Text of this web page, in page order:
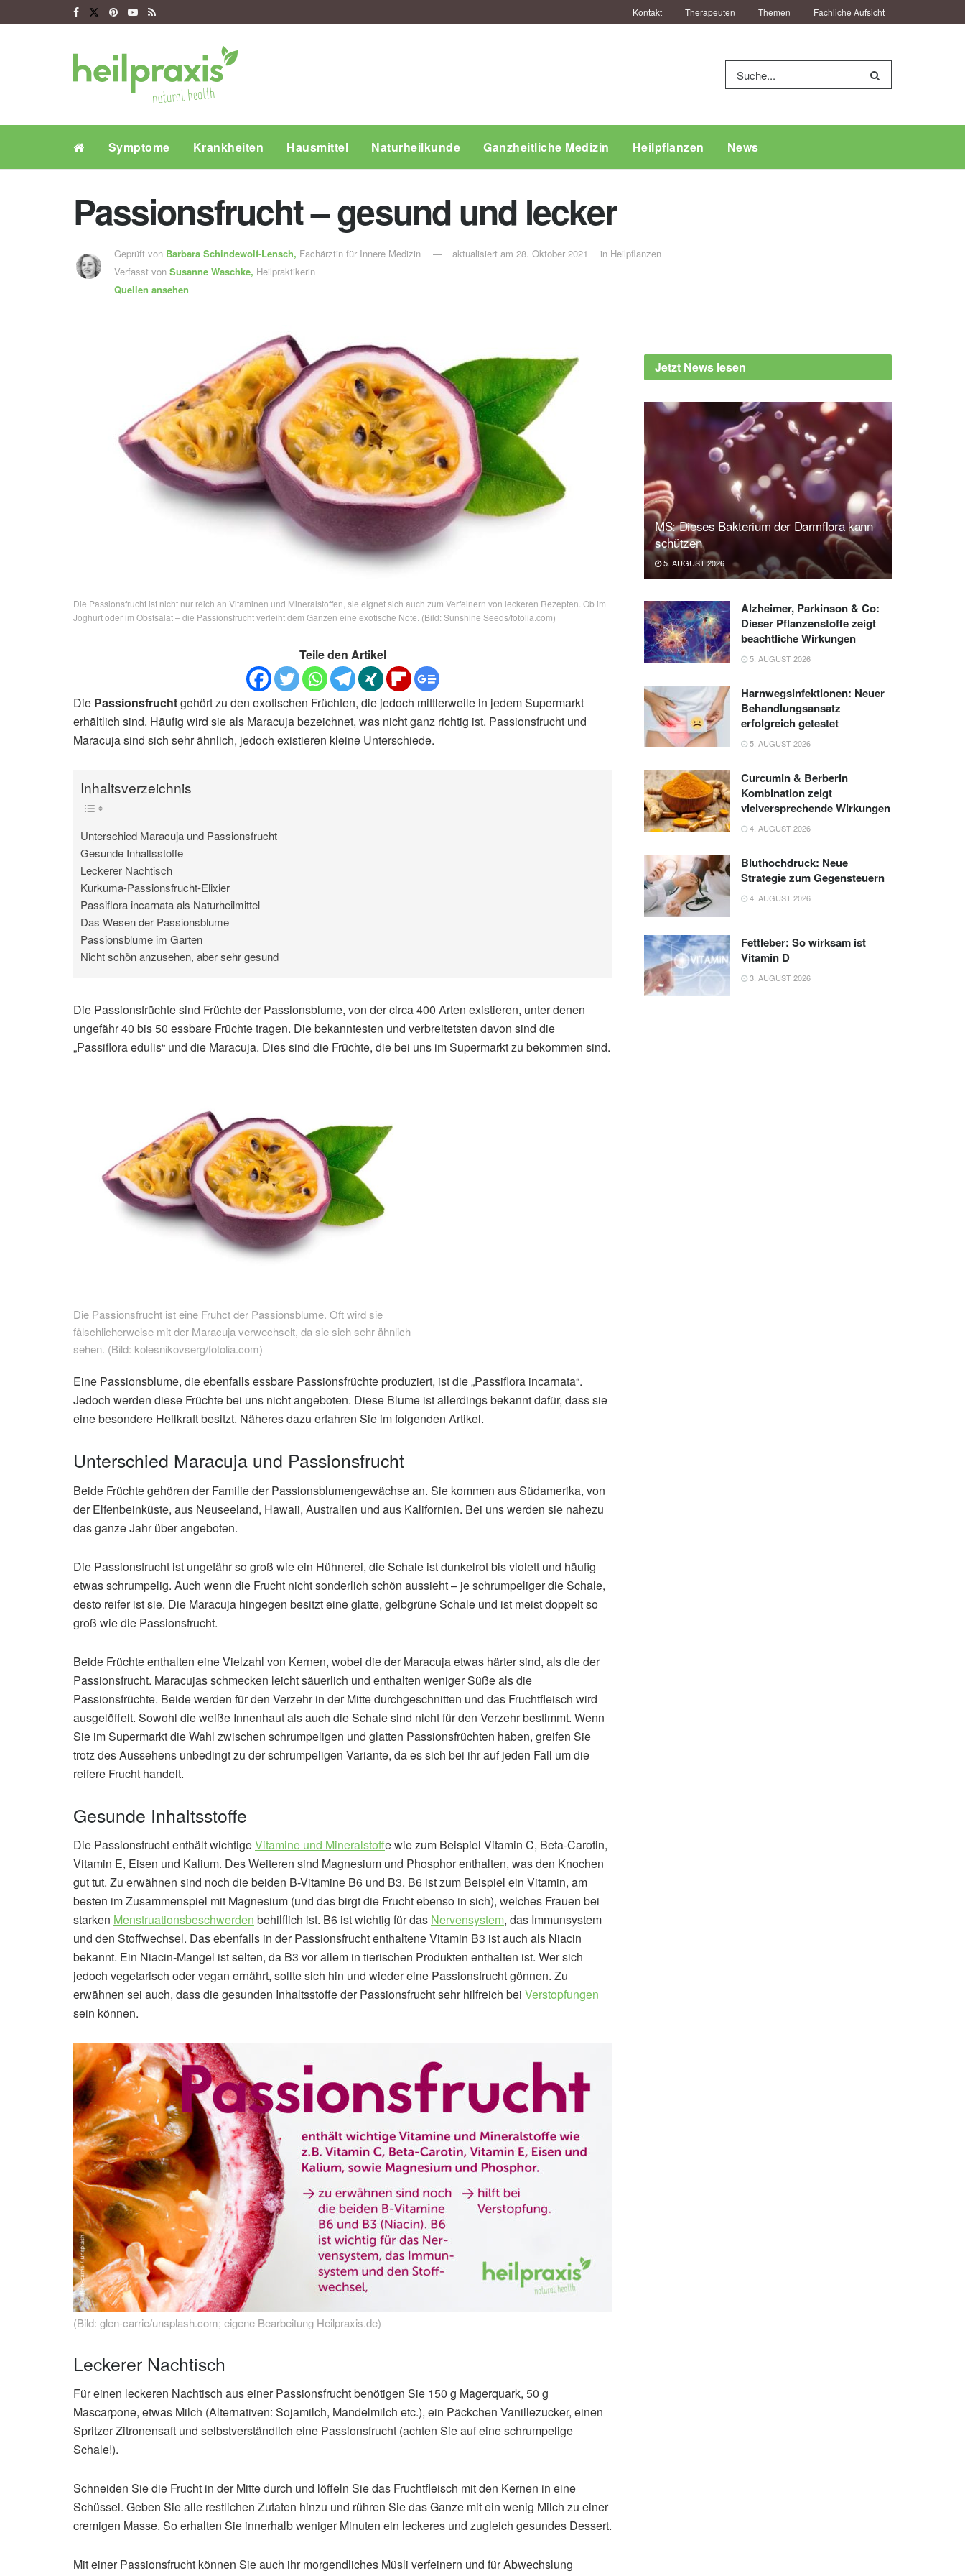
Kontakt Therapeuten Themen Fachliche Aufsicht
Symptome Krankheiten Hausmittel Naturheilkunde Ganzheitliche Medizin Heilpflanzen News
Passionsfrucht – gesund und lecker
Geprüft von Barbara Schindewolf-Lensch, Fachärztin für Innere Medizin
Verfasst von Susanne Waschke, Heilpraktikerin
Quellen ansehen
aktualisiert am 28. Oktober 2021 in Heilpflanzen
Die Passionsfrucht ist nicht nur reich an Vitaminen und Mineralstoffen, sie eignet sich auch zum Verfeinern von leckeren Rezepten. Ob im
Joghurt oder im Obstsalat – die Passionsfrucht verleiht dem Ganzen eine exotische Note. (Bild: Sunshine Seeds/fotolia.com)
Teile den Artikel
Die Passionsfruchtgehört zu den exotischen Früchten, die jedoch mittlerweile in jedem Supermarkt
erhältlich sind. Häufig wird sie als Maracuja bezeichnet, was nicht ganz richtig ist. Passionsfrucht und
Maracuja sind sich sehr ähnlich, jedoch existieren kleine Unterschiede.
Inhaltsverzeichnis
Unterschied Maracuja und Passionsfrucht
Gesunde Inhaltsstoffe
Leckerer Nachtisch
Kurkuma-Passionsfrucht-Elixier
Passiflora incarnata als Naturheilmittel
Das Wesen der Passionsblume
Passionsblume im Garten
Nicht schön anzusehen, aber sehr gesund
Die Passionsfrüchte sind Früchte der Passionsblume, von der circa 400 Arten existieren, unter denen
ungefähr 40 bis 50 essbare Früchte tragen. Die bekanntesten und verbreitetsten davon sind die
„Passiflora edulis“ und die Maracuja. Dies sind die Früchte, die bei uns im Supermarkt zu bekommen sind.
Die Passionsfrucht ist eine Fruhct der Passionsblume. Oft wird sie
fälschlicherweise mit der Maracuja verwechselt, da sie sich sehr ähnlich
sehen. (Bild: kolesnikovserg/fotolia.com)
Eine Passionsblume, die ebenfalls essbare Passionsfrüchte produziert, ist die „Passiflora incarnata“.
Jedoch werden diese Früchte bei uns nicht angeboten. Diese Blume ist allerdings bekannt dafür, dass sie
eine besondere Heilkraft besitzt. Näheres dazu erfahren Sie im folgenden Artikel.
Unterschied Maracuja und Passionsfrucht
Beide Früchte gehören der Familie der Passionsblumengewächse an. Sie kommen aus Südamerika, von
der Elfenbeinküste, aus Neuseeland, Hawaii, Australien und aus Kalifornien. Bei uns werden sie nahezu
das ganze Jahr über angeboten.
Die Passionsfrucht ist ungefähr so groß wie ein Hühnerei, die Schale ist dunkelrot bis violett und häufig
etwas schrumpelig. Auch wenn die Frucht nicht sonderlich schön aussieht – je schrumpeliger die Schale,
desto reifer ist sie. Die Maracuja hingegen besitzt eine glatte, gelbgrüne Schale und ist meist doppelt so
groß wie die Passionsfrucht.
Beide Früchte enthalten eine Vielzahl von Kernen, wobei die der Maracuja etwas härter sind, als die der
Passionsfrucht. Maracujas schmecken leicht säuerlich und enthalten weniger Süße als die
Passionsfrüchte. Beide werden für den Verzehr in der Mitte durchgeschnitten und das Fruchtfleisch wird
ausgelöffelt. Sowohl die weiße Innenhaut als auch die Schale sind nicht für den Verzehr bestimmt. Wenn
Sie im Supermarkt die Wahl zwischen schrumpeligen und glatten Passionsfrüchten haben, greifen Sie
trotz des Aussehens unbedingt zu der schrumpeligen Variante, da es sich bei ihr auf jeden Fall um die
reifere Frucht handelt.
Gesunde Inhaltsstoffe
Die Passionsfrucht enthält wichtigeVitamine und Mineralstoffe wie zum Beispiel Vitamin C, Beta-Carotin,
Vitamin E, Eisen und Kalium. Des Weiteren sind Magnesium und Phosphor enthalten, was den Knochen
gut tut. Zu erwähnen sind noch die beiden B-Vitamine B6 und B3. B6 ist zum Beispiel ein Vitamin, am
besten im Zusammenspiel mit Magnesium (und das birgt die Frucht ebenso in sich), welches Frauen bei
starken Menstruationsbeschwerden behilflich ist. B6 ist wichtig für das Nervensystem, das Immunsystem
und den Stoffwechsel. Das ebenfalls in der Passionsfrucht enthaltene Vitamin B3 ist auch als Niacin
bekannt. Ein Niacin-Mangel ist selten, da B3 vor allem in tierischen Produkten enthalten ist. Wer sich
jedoch vegetarisch oder vegan ernährt, sollte sich hin und wieder eine Passionsfrucht gönnen. Zu
erwähnen sei auch, dass die gesunden Inhaltsstoffe der Passionsfrucht sehr hilfreich bei Verstopfungen
sein können.
(Bild: glen-carrie/unsplash.com; eigene Bearbeitung Heilpraxis.de)
Leckerer Nachtisch
Für einen leckeren Nachtisch aus einer Passionsfrucht benötigen Sie 150 g Magerquark, 50 g
Mascarpone, etwas Milch (Alternativen: Sojamilch, Mandelmilch etc.), ein Päckchen Vanillezucker, einen
Spritzer Zitronensaft und selbstverständlich eine Passionsfrucht (achten Sie auf eine schrumpelige
Schale!).
Schneiden Sie die Frucht in der Mitte durch und löffeln Sie das Fruchtfleisch mit den Kernen in eine
Schüssel. Geben Sie alle restlichen Zutaten hinzu und rühren Sie das Ganze mit ein wenig Milch zu einer
cremigen Masse. So erhalten Sie innerhalb weniger Minuten ein leckeres und zugleich gesundes Dessert.
Mit einer Passionsfrucht können Sie auch ihr morgendliches Müsli verfeinern und für Abwechslung
Jetzt News lesen
MS: Dieses Bakterium der Darmflora kann
schützen
5. AUGUST 2026
Alzheimer, Parkinson & Co:
Dieser Pflanzenstoffe zeigt
beachtliche Wirkungen
5. AUGUST 2026
Harnwegsinfektionen: Neuer
Behandlungsansatz
erfolgreich getestet
5. AUGUST 2026
Curcumin & Berberin
Kombination zeigt
vielversprechende Wirkungen
4. AUGUST 2026
Bluthochdruck: Neue
Strategie zum Gegensteuern
4. AUGUST 2026
Fettleber: So wirksam ist
Vitamin D
3. AUGUST 2026